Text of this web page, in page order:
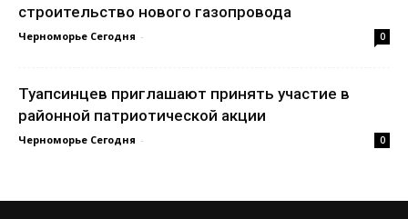
строительство нового газопровода
Черноморье Сегодня - 0
Туапсинцев приглашают принять участие в
районной патриотической акции
Черноморье Сегодня - 0